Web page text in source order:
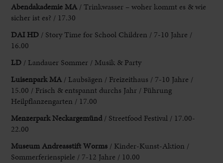
Abendakademie MA / Trinkwasser – woher kommt es & wie
sicher ist es? / 17.30
DAI HD / Story Time for School Children / 7-10 Jahre /
16.00
LD / Landauer Sommer / Musik & Party
LuisenparkMA / Laubsägen / Freizeithaus / 7-10 Jahre /
15.00 / Frisch & entspannt durchs Jahr / Führung
Heilpflanzengarten / 17.00
Menzerpark Neckargemünd/ Streetfood Festival / 17.00-
22.00
Museum Andreasstift Worms / Kinder-Kunst-Aktion /
Sommerferienspiele / 7-12 Jahre / 10.00